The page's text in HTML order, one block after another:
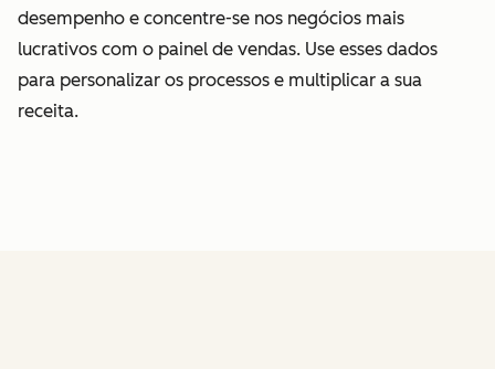
desempenho e concentre-se nos negócios mais
lucrativos com o painel de vendas. Use esses dados
para personalizar os processos e multiplicar a sua
receita.